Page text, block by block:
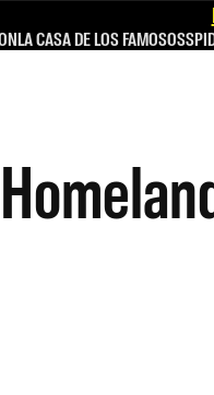
LA CASA DE LOS FAMOSOS